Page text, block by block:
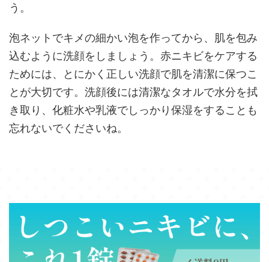
う。
泡ネットでキメの細かい泡を作ってから、肌を包み
込むように洗顔をしましょう。赤ニキビをケアする
ためには、とにかく正しい洗顔で肌を清潔に保つこ
とが大切です。洗顔後には清潔なタオルで水分を拭
き取り、化粧水や乳液でしっかり保湿をすることも
忘れないでくださいね。